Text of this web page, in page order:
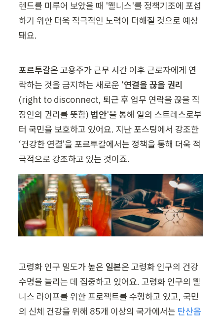
렌드를 미루어 보았을 때 '웰니스'를 정책기조에 포섭
하기 위한 더욱 적극적인 노력이 더해질 것으로 예상
돼요.
포르투갈은 고용주가 근무 시간 이후 근로자에게 연
락하는 것을 금지하는 새로운 ‘연결을 끊을 권리
(right to disconnect, 퇴근 후 업무 연락을 끊을 직
장인의 권리를 뜻함) 법안'을 통해 일의 스트레스로부
터 국민을 보호하고 있어요. 지난 포스팅에서 강조한
‘건강한 연결’을 포르투갈에서는 정책을 통해 더욱 적
극적으로 강조하고 있는 것이죠.
고령화 인구 밀도가 높은 일본은 고령화 인구의 건강
수명을 늘리는 데 집중하고 있어요. 고령화 인구의 웰
니스 라이프를 위한 프로젝트를 수행하고 있고, 국민
의 신체 건강을 위해 85개 이상의 국가에서는 탄산음